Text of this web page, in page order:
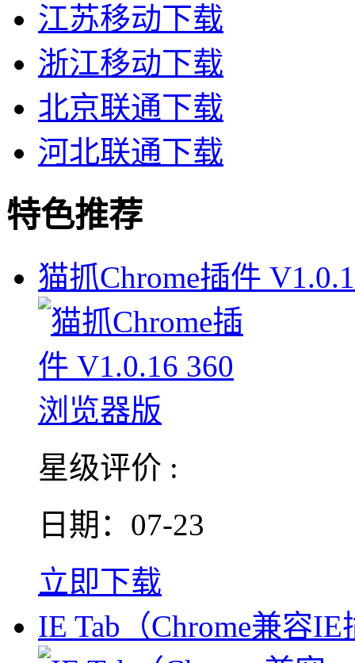
江苏移动下载
浙江移动下载
北京联通下载
河北联通下载
特色推荐
猫抓Chrome插件
星级评价 :
日期：07-23
立即下载
IE Tab（Chrome兼容IE